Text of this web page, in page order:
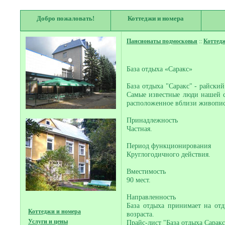
Добро пожаловать! Коттеджи и номера
Коттеджи и номера
Услуги и цены
Пансионаты подмосковья ::
База отдыха «Саракс»
База отдыха "Саракс" -
Самые известные люди нашей
расположенное вблизи
Принадлежность
Частная.
Период функционирования
Круглогодичного действия.
Вместимость
90 мест.
Направленность
База отдыха принимает на
возраста.
Прайс-лист "База отдыха